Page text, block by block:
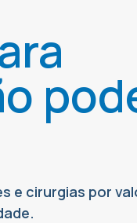
e cirurgias por